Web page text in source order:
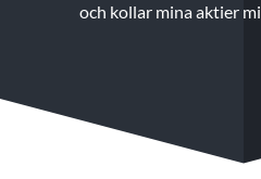
och kollar mina aktier